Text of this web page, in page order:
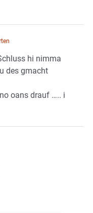
hi nimma
des gmacht
oans drauf ….. i